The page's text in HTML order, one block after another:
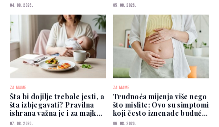
04. 08. 2026. 05. 08. 2026.
ZA MAME
Šta bi dojilje trebale jesti, a
šta izbjegavati? Pravilna
ishrana važna je i za majku i
za bebu
07. 08. 2026.
ZA MAME
Trudnoća mijenja više nego
što mislite: Ovo su simptomi
koji često iznenade buduće
mame
06. 08. 2026.